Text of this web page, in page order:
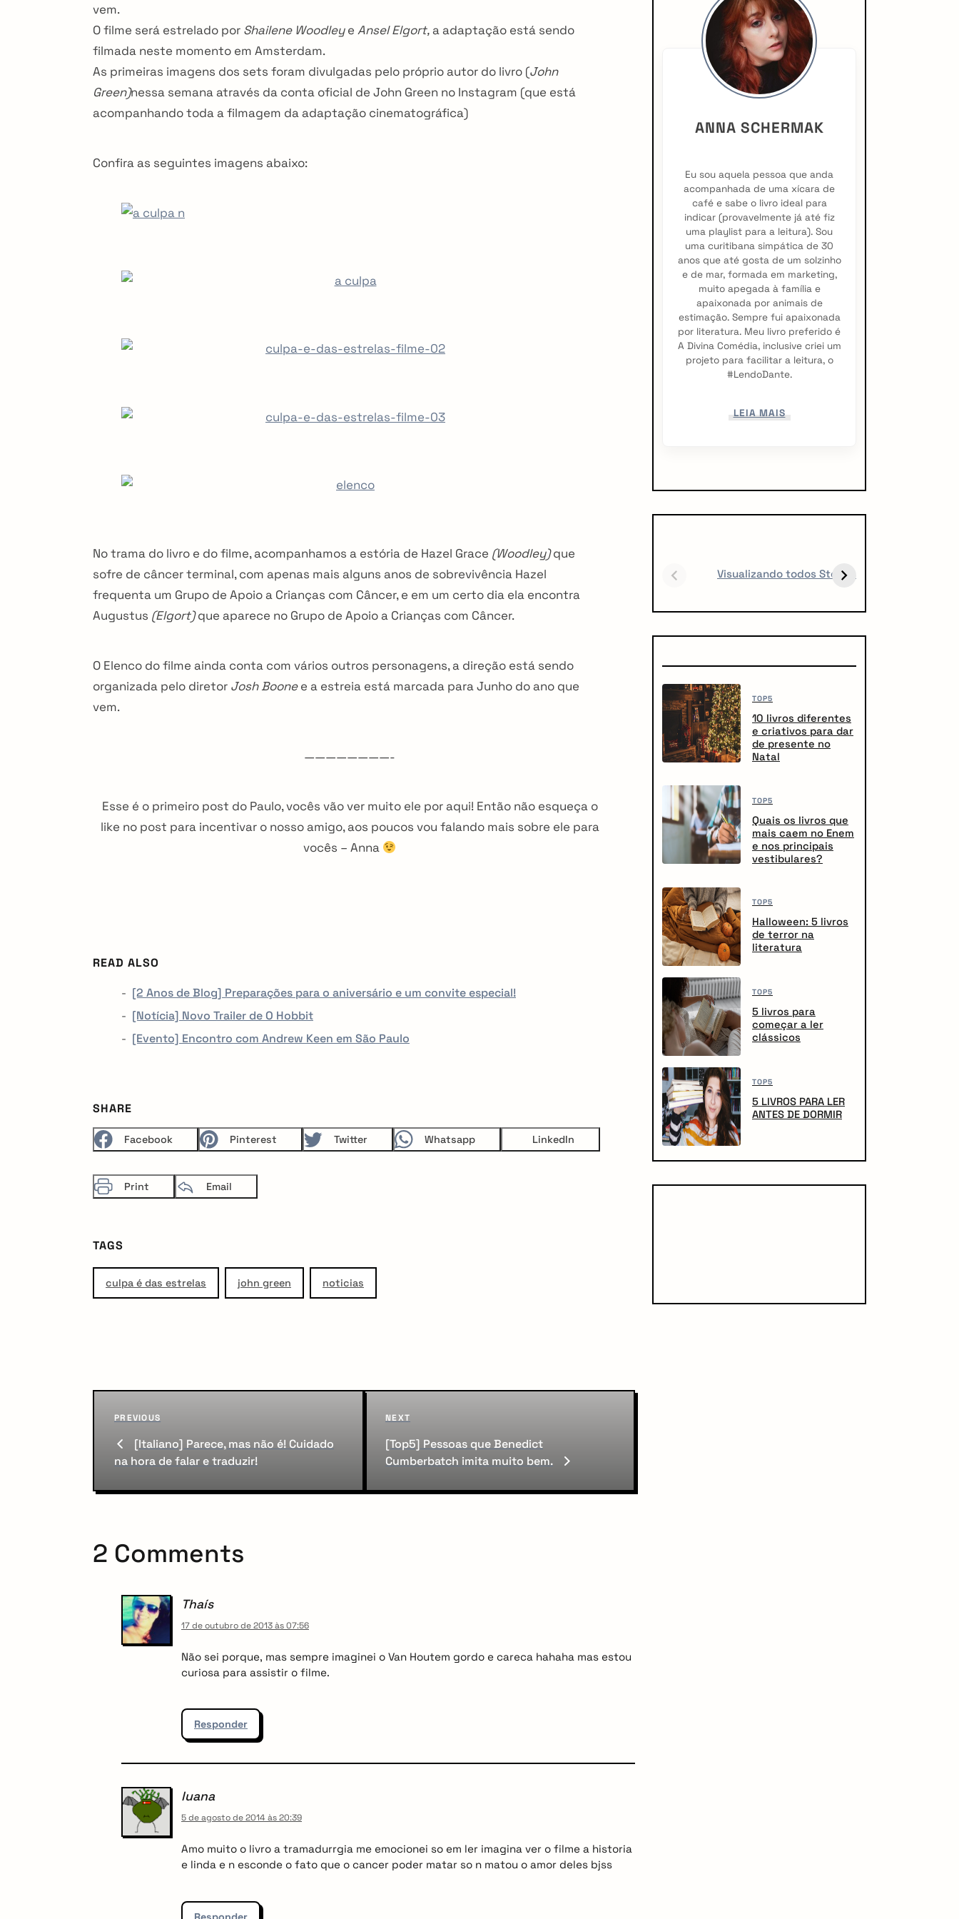
vem.
O filme será estrelado por Shailene Woodleye Ansel Elgort, a adaptação está sendo
filmada neste momento em Amsterdam.
As primeiras imagens dos sets foram divulgadas pelo próprio autor do livro (John
Green)nessa semana através da conta oficial de John Green no Instagram (que está
acompanhando toda a filmagem da adaptação cinematográfica)
Confira as seguintes imagens abaixo:
No trama do livro e do filme, acompanhamos a estória de Hazel Grace (Woodley)que
sofre de câncer terminal, com apenas mais alguns anos de sobrevivência Hazel
frequenta um Grupo de Apoio a Crianças com Câncer, e em um certo dia ela encontra
Augustus (Elgort)que aparece no Grupo de Apoio a Crianças com Câncer.
O Elenco do filme ainda conta com vários outros personagens, a direção está sendo
organizada pelo diretor Josh Boonee a estreia está marcada para Junho do ano que
vem.
————————-
Esse é o primeiro post do Paulo, vocês vão ver muito ele por aqui! Então não esqueça o
like no post para incentivar o nosso amigo, aos poucos vou falando mais sobre ele para
vocês – Anna
READ ALSO
[2 Anos de Blog] Preparações para o aniversário e um convite especial!
[Notícia] Novo Trailer de O Hobbit
[Evento] Encontro com Andrew Keen em São Paulo
SHARE
Facebook Pinterest Twitter Whatsapp LinkedIn
Print Email
TAGS
culpa é das estrelas john green noticias
ANNA SCHERMAK
Eu sou aquela pessoa que anda
acompanhada de uma xícara de
café e sabe o livro ideal para
indicar (provavelmente já até fiz
uma playlist para a leitura). Sou
uma curitibana simpática de 30
anos que até gosta de um solzinho
e de mar, formada em marketing,
muito apegada à família e
apaixonada por animais de
estimação. Sempre fui apaixonada
por literatura. Meu livro preferido é
A Divina Comédia, inclusive criei um
projeto para facilitar a leitura, o
#LendoDante.
LEIA MAIS
Visualizando todos Stories
FICAR OBCECADO
TODO CREATOR
TOP5
10 livros diferentes
e criativos para dar
de presente no
Natal
TOP5
Quais os livros que
mais caem no Enem
e nos principais
vestibulares?
TOP5
Halloween: 5 livros
de terror na
literatura
TOP5
5 livros para
começar a ler
clássicos
TOP5
5 LIVROS PARA LER
ANTES DE DORMIR
t
a
Previous
Post
PREVIOUS
[Italiano] Parece, mas não é! Cuidado
na hora de falar e traduzir!
Next
Post
NEXT
[Top5] Pessoas que Benedict
Cumberbatch imita muito bem.
2 Comments
Thaís
17 de outubro de 2013 às 07:56
Não sei porque, mas sempre imaginei o Van Houtem gordo e careca hahaha mas estou
curiosa para assistir o filme.
Responder
luana
5 de agosto de 2014 às 20:39
Amo muito o livro a tramadurrgia me emocionei so em ler imagina ver o filme a historia
e linda e n esconde o fato que o cancer poder matar so n matou o amor deles bjss